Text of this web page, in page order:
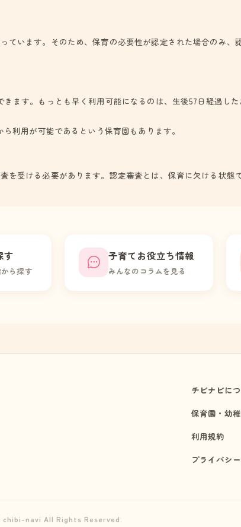
います。そのため、保育の必要性が認定された場合のみ、
ます。もっとも早く利用可能になるのは、生後57日経過した
利用が可能であるという保育園もあります。
受ける必要があります。認定審査とは、保育に欠ける状態
す
ら探す
子育てお役立ち情報
みんなのコラムを見る
チビナビに
保育園・幼
利用規約
プライバシ
navi All Rights Reserved.